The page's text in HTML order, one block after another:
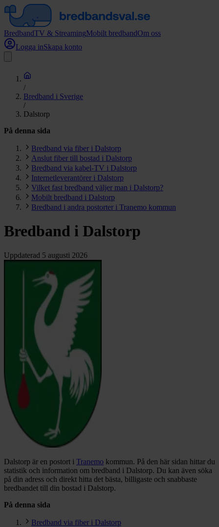
BredbandTV & StreamingMobilt bredbandOm oss
Logga inSkapa konto
/
Bredband i Sverige
/
Dalstorp
På denna sida
Bredband via fiber i Dalstorp
Anslut fiber till bostad i Dalstorp
Bredband via kabel-TV i Dalstorp
Internetleverantörer i Dalstorp
Vilket fast bredband väljer man i Dalstorp?
Mobilt bredband i Dalstorp
Bredband i andra postorter i Tranemo kommun
Bredband i Dalstorp
Uppdaterad 5 augusti 2026
Dalstorp är en postort i Tranemo kommun. På den här sidan hittar du
statistik och information om bredband i Dalstorp. Du kan även söka
på din adress och direkt hitta det bästa, billigaste och snabbaste
bredbandet till din bostad i Dalstorp.
På denna sida
Bredband via fiber i Dalstorp